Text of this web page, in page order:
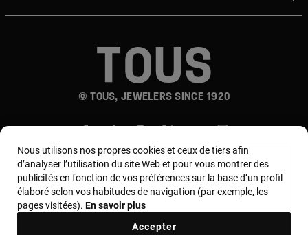
© TOUS, JEWELERS SINCE 1920
Pays et devise :France / Euro
Nous utilisons nos propres cookies et ceux de tiers afin
d’analyser l’utilisation du site Web et pour vous montrer des
publicités en fonction de vos préférences sur la base d’un profil
élaboré selon vos habitudes de navigation (par exemple, les
pages visitées). En savoir plus
Accepter